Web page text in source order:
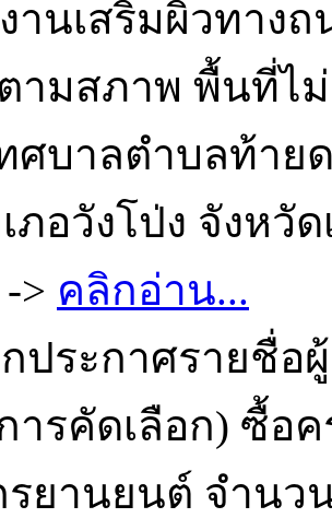
านเสริมผิวทาง
ามสภาพ พื้นที่ไม่
ศบาลตำบลท้า
ภอวังโป่ง จังหวั
> คลิกอ่าน...
ประกาศรายชื่อ
ารคัดเลือก) ซื้
รยานยนต์ จำนว